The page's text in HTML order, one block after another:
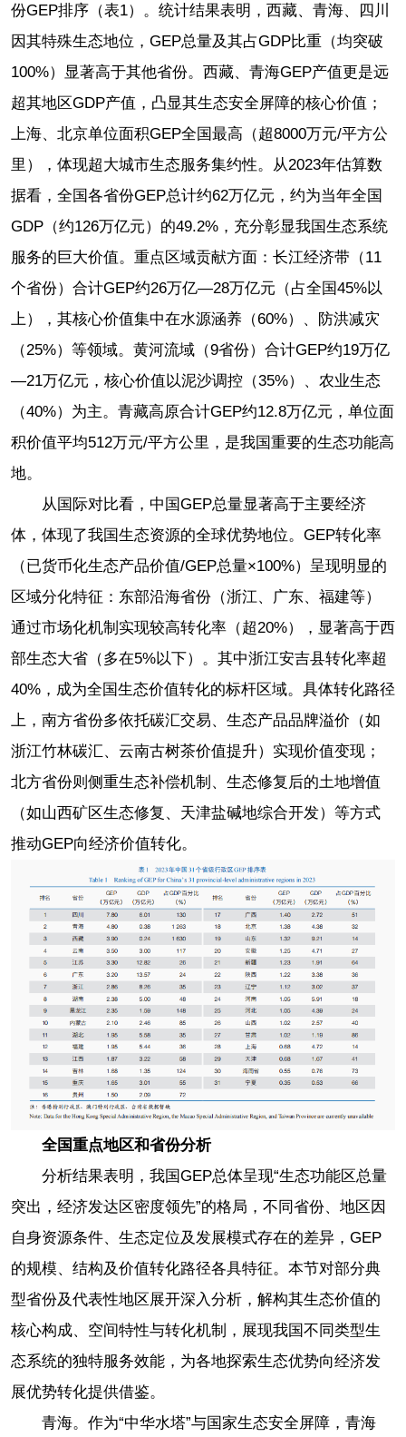
份GEP排序（表1）。统计结果表明，西藏、青海、四川
因其特殊生态地位，GEP总量及其占GDP比重（均突破
100%）显著高于其他省份。西藏、青海GEP产值更是远
超其地区GDP产值，凸显其生态安全屏障的核心价值；
上海、北京单位面积GEP全国最高（超8000万元/平方公
里），体现超大城市生态服务集约性。从2023年估算数
据看，全国各省份GEP总计约62万亿元，约为当年全国
GDP（约126万亿元）的49.2%，充分彰显我国生态系统
服务的巨大价值。重点区域贡献方面：长江经济带（11
个省份）合计GEP约26万亿—28万亿元（占全国45%以
上），其核心价值集中在水源涵养（60%）、防洪减灾
（25%）等领域。黄河流域（9省份）合计GEP约19万亿
—21万亿元，核心价值以泥沙调控（35%）、农业生态
（40%）为主。青藏高原合计GEP约12.8万亿元，单位面
积价值平均512万元/平方公里，是我国重要的生态功能高
地。
从国际对比看，中国GEP总量显著高于主要经济
体，体现了我国生态资源的全球优势地位。GEP转化率
（已货币化生态产品价值/GEP总量×100%）呈现明显的
区域分化特征：东部沿海省份（浙江、广东、福建等）
通过市场化机制实现较高转化率（超20%），显著高于西
部生态大省（多在5%以下）。其中浙江安吉县转化率超
40%，成为全国生态价值转化的标杆区域。具体转化路径
上，南方省份多依托碳汇交易、生态产品品牌溢价（如
浙江竹林碳汇、云南古树茶价值提升）实现价值变现；
北方省份则侧重生态补偿机制、生态修复后的土地增值
（如山西矿区生态修复、天津盐碱地综合开发）等方式
推动GEP向经济价值转化。
全国重点地区和省份分析
分析结果表明，我国GEP总体呈现“生态功能区总量
突出，经济发达区密度领先”的格局，不同省份、地区因
自身资源条件、生态定位及发展模式存在的差异，GEP
的规模、结构及价值转化路径各具特征。本节对部分典
型省份及代表性地区展开深入分析，解构其生态价值的
核心构成、空间特性与转化机制，展现我国不同类型生
态系统的独特服务效能，为各地探索生态优势向经济发
展优势转化提供借鉴。
青海。作为“中华水塔”与国家生态安全屏障，青海